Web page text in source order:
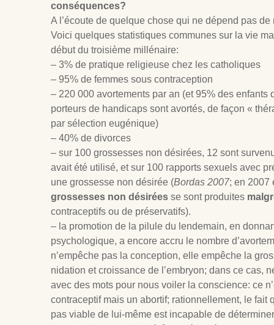
conséquences?
A l’écoute de quelque chose qui ne dépend pas de
Voici quelques statistiques communes sur la vie
début du troisième millénaire:
– 3% de pratique religieuse chez les catholiques
– 95% de femmes sous contraception
– 220 000 avortements par an (et 95% des enfants
porteurs de handicaps sont avortés, de façon «
par sélection eugénique)
– 40% de divorces
– sur 100 grossesses non désirées, 12 sont
avait été utilisé, et sur 100 rapports sexuels avec
une grossesse non désirée (Bordas 2007; en 2007
grossesses non désirées se sont produites
contraceptifs ou de préservatifs).
– la promotion de la pilule du lendemain, en
psychologique, a encore accru le nombre
n’empêche pas la conception, elle empêche la
nidation et croissance de l’embryon; dans ce cas,
avec des mots pour nous voiler la conscience: ce
contraceptif mais un abortif; rationnellement, le fait
pas viable de lui-même est incapable de